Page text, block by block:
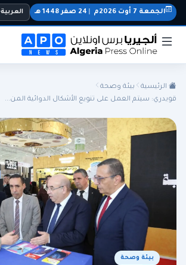
الجزائر الجالية المنتخب الوطني
رياضة
الجمعة 7 أوت 2026م 24 صفر 1448 هـ العربية
الرئيسية
بيئة وصحة
قويدري: سيتم العمل على تنويع الأشكال الدوائية المن...
بيئة وصحة